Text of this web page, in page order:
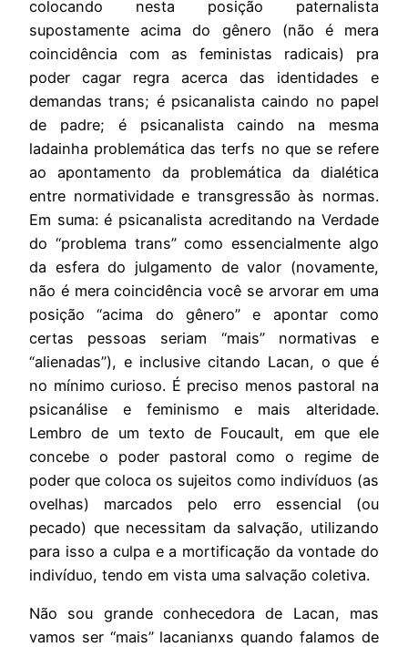
colocando nesta posição paternalista
supostamente acima do gênero (não é mera
coincidência com as feministas radicais) pra
poder cagar regra acerca das identidades e
demandas trans; é psicanalista caindo no papel
de padre; é psicanalista caindo na mesma
ladainha problemática das terfs no que se refere
ao apontamento da problemática da dialética
entre normatividade e transgressão às normas.
Em suma: é psicanalista acreditando na Verdade
do “problema trans” como essencialmente algo
da esfera do julgamento de valor (novamente,
não é mera coincidência você se arvorar em uma
posição “acima do gênero” e apontar como
certas pessoas seriam “mais” normativas e
“alienadas”), e inclusive citando Lacan, o que é
no mínimo curioso. É preciso menos pastoral na
psicanálise e feminismo e mais alteridade.
Lembro de um texto de Foucault, em que ele
concebe o poder pastoral como o regime de
poder que coloca os sujeitos como indivíduos (as
ovelhas) marcados pelo erro essencial (ou
pecado) que necessitam da salvação, utilizando
para isso a culpa e a mortificação da vontade do
indivíduo, tendo em vista uma salvação coletiva.
Não sou grande conhecedora de Lacan, mas
vamos ser “mais” lacanianxs quando falamos de